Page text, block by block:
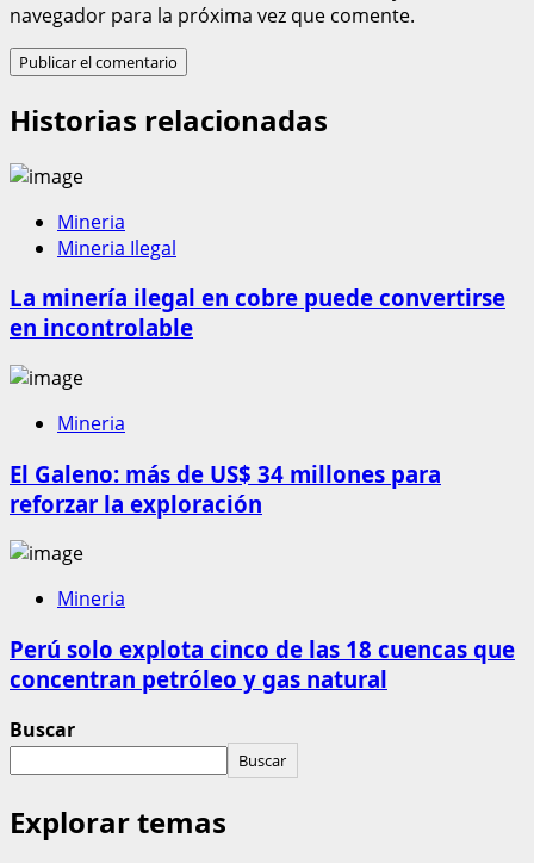
navegador para la próxima vez que comente.
Historias relacionadas
Mineria
Mineria Ilegal
La minería ilegal en cobre puede convertirse
en incontrolable
Mineria
El Galeno: más de US$ 34 millones para
reforzar la exploración
Mineria
Perú solo explota cinco de las 18 cuencas que
concentran petróleo y gas natural
Buscar
Buscar
Explorar temas